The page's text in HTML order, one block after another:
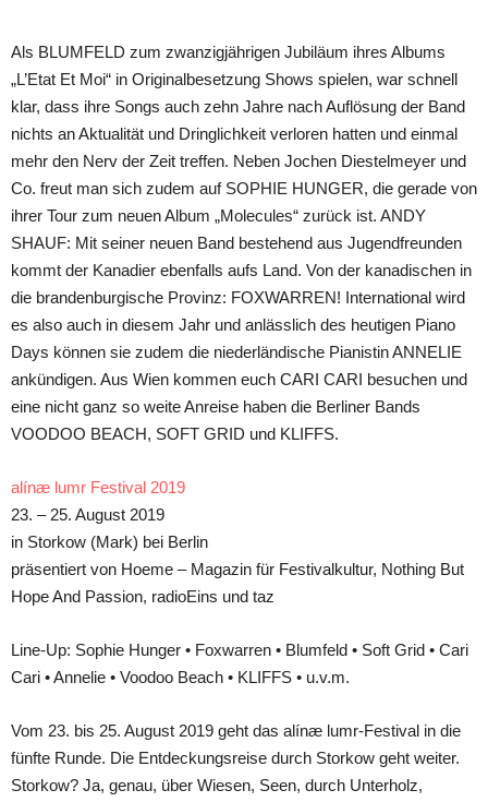
Als BLUMFELD zum zwanzigjährigen Jubiläum ihres Albums
„L’Etat Et Moi“ in Originalbesetzung Shows spielen, war schnell
klar, dass ihre Songs auch zehn Jahre nach Auflösung der Band
nichts an Aktualität und Dringlichkeit verloren hatten und einmal
mehr den Nerv der Zeit treffen. Neben Jochen Diestelmeyer und
Co. freut man sich zudem auf SOPHIE HUNGER, die gerade von
ihrer Tour zum neuen Album „Molecules“ zurück ist. ANDY
SHAUF: Mit seiner neuen Band bestehend aus Jugendfreunden
kommt der Kanadier ebenfalls aufs Land. Von der kanadischen in
die brandenburgische Provinz: FOXWARREN! International wird
es also auch in diesem Jahr und anlässlich des heutigen Piano
Days können sie zudem die niederländische Pianistin ANNELIE
ankündigen. Aus Wien kommen euch CARI CARI besuchen und
eine nicht ganz so weite Anreise haben die Berliner Bands
VOODOO BEACH, SOFT GRID und KLIFFS.
alínæ lumr Festival 2019
23. – 25. August 2019
in Storkow (Mark) bei Berlin
präsentiert von Hoeme – Magazin für Festivalkultur, Nothing But
Hope And Passion, radioEins und taz
Line-Up: Sophie Hunger • Foxwarren • Blumfeld • Soft Grid • Cari
Cari • Annelie • Voodoo Beach • KLIFFS • u.v.m.
Vom 23. bis 25. August 2019 geht das alínæ lumr-Festival in die
fünfte Runde. Die Entdeckungsreise durch Storkow geht weiter.
Storkow? Ja, genau, über Wiesen, Seen, durch Unterholz,